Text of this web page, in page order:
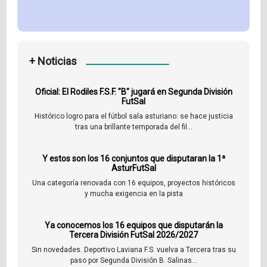
+ Noticias
Oficial: El Rodiles F.S.F. "B" jugará en Segunda División
FutSal
Histórico logro para el fútbol sala asturiano: se hace justicia
tras una brillante temporada del fil...
Y estos son los 16 conjuntos que disputaran la 1ª
AsturFutSal
Una categoría renovada con 16 equipos, proyectos históricos
y mucha exigencia en la pista
Ya conocemos los 16 equipos que disputarán la
Tercera División FutSal 2026/2027
Sin novedades. Deportivo Laviana F.S. vuelva a Tercera tras su
paso por Segunda División B. Salinas...